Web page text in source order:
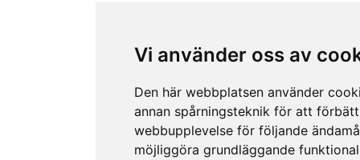
Vi använder oss av
Den här webbplatsen använder
annan spårningsteknik för att
webbupplevelse för följande
möjliggöra grundläggande